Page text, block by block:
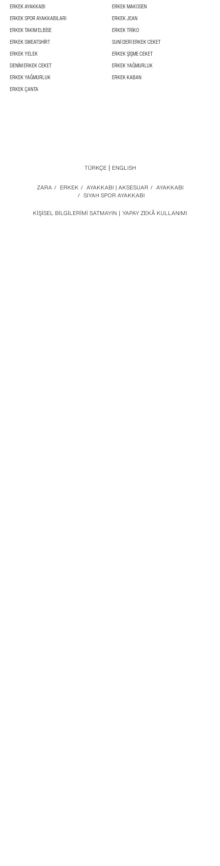
ERKEK AYAKKABI
ERKEK MAKOSEN
ERKEK SPOR AYAKKABILARI
ERKEK JEAN
ERKEK TAKIM ELBISE
ERKEK TRIKO
ERKEK SWEATSHIRT
SUNI DERI ERKEK CEKET
ERKEK YELEK
ERKEK ŞIŞME CEKET
DENIM ERKEK CEKET
ERKEK YAĞMURLUK
ERKEK YAĞMURLUK
ERKEK KABAN
ERKEK ÇANTA
KIŞISEL BILGILERIMI SATMAYIN YAPAY ZEKÂ KULLANIMI
ZARA / ERKEK / AYAKKABI | AKSESUAR / AYAKKABI
/ SIYAH SPOR AYAKKABI
TÜRKÇE ENGLISH